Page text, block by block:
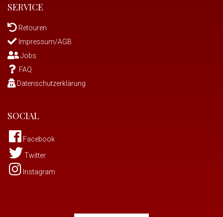
SERVICE
Retouren
Impressum/AGB
Jobs
FAQ
Datenschutzerklärung
SOCIAL
Facebook
Twitter
Instagram